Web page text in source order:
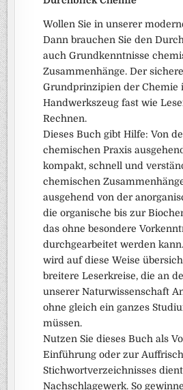
Wollen Sie in unserer
Dann brauchen Sie den
auch Grundkenntnisse
Zusammenhänge. Der
Grundprinzipien der Chemie
Handwerkszeug fast wie
Rechnen.
Dieses Buch gibt Hilfe: Von
chemischen Praxis
kompakt, schnell und
chemischen
ausgehend von der
die organische bis zur
das ohne besondere
durchgearbeitet werden
wird auf diese Weise
breitere Leserkreise, die an
unserer Naturwissenschaft
ohne gleich ein ganzes
müssen.
Nutzen Sie dieses Buch als
Einführung oder zur
Stichwortverzeichnisses
Nachschlagewerk. So